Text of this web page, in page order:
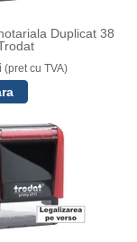
Duplicat 38
(pret cu TVA)